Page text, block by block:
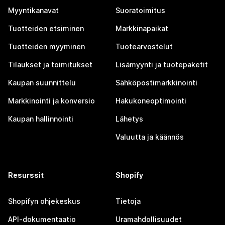
Myyntikanavat
Tuotteiden etsiminen
Tuotteiden myyminen
Tilaukset ja toimitukset
Kaupan suunnittelu
Markkinointi ja konversio
Kaupan hallinnointi
Suoratoimitus
Markkinapaikat
Tuotearvostelut
Lisämyynti ja tuotepaketit
Sähköpostimarkkinointi
Hakukoneoptimointi
Lähetys
Valuutta ja käännös
Resurssit
Shopifyn ohjekeskus
API-dokumentaatio
Shopify
Tietoja
Uramahdollisuudet